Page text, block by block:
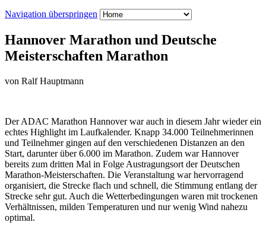
Navigation überspringen
Hannover Marathon und Deutsche
Meisterschaften Marathon
von Ralf Hauptmann
Der ADAC Marathon Hannover war auch in diesem Jahr wieder ein
echtes Highlight im Laufkalender. Knapp 34.000 Teilnehmerinnen
und Teilnehmer gingen auf den verschiedenen Distanzen an den
Start, darunter über 6.000 im Marathon. Zudem war Hannover
bereits zum dritten Mal in Folge Austragungsort der Deutschen
Marathon-Meisterschaften. Die Veranstaltung war hervorragend
organisiert, die Strecke flach und schnell, die Stimmung entlang der
Strecke sehr gut. Auch die Wetterbedingungen waren mit trockenen
Verhältnissen, milden Temperaturen und nur wenig Wind nahezu
optimal.